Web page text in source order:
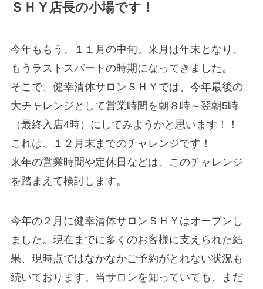
ＳＨＹ店長の小場です！
今年ももう、１１月の中旬。来月は年末となり、
もうラストスパートの時期になってきました。
そこで、健幸清体サロンＳＨＹでは、今年最後の
大チャレンジとして営業時間を朝８時～翌朝5時
（最終入店4時）にしてみようかと思います！！
これは、１２月末までのチャレンジです！
来年の営業時間や定休日などは、このチャレンジ
を踏まえて検討します。
今年の２月に健幸清体サロンＳＨＹはオープンし
ました。現在までに多くのお客様に支えられた結
果、現時点ではなかなかご予約がとれない状況も
続いております。当サロンを知っていても、まだ